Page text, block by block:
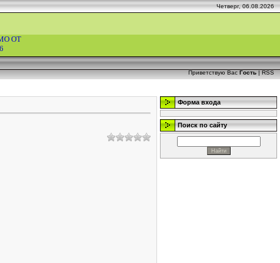
Четверг, 06.08.2026
ОТ
Приветствую Вас Гость | RSS
Форма входа
Поиск по сайту